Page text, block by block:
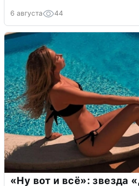
6 августа 44
«Ну вот и всё»: звезда